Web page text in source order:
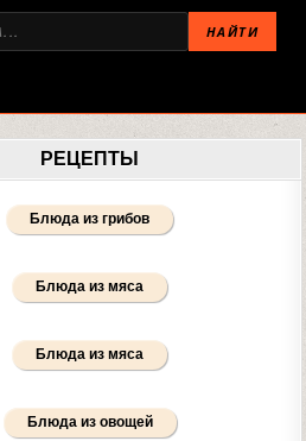
НАЙТИ
РЕЦЕПТЫ
Блюда из грибов
Блюда из мяса
Блюда из мяса
Блюда из овощей